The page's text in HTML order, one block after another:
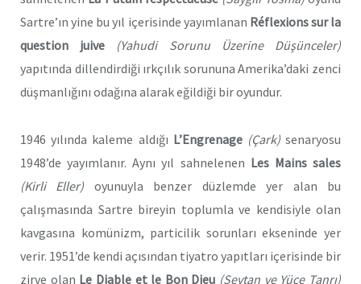
Sartre’ın yine bu yıl içerisinde yayımlanan Réflexions sur la
question juive
(Yahudi Sorunu Üzerine Düşünceler)
yapıtında dillendirdiği ırkçılık sorununa Amerika’daki zenci
düşmanlığını odağına alarak eğildiği bir oyundur.
1946 yılında kaleme aldığı L’Engrenage (Çark)senaryosu
1948’de yayımlanır. Aynı yıl sahnelenen Les Mains sales
(Kirli Eller) oyunuyla benzer düzlemde yer alan bu
çalışmasında Sartre bireyin toplumla ve kendisiyle olan
kavgasına komünizm, particilik sorunları ekseninde yer
verir. 1951’de kendi açısından tiyatro yapıtları içerisinde bir
zirve olan Le Diable et le Bon Dieu (Şeytan ve Yüce Tanrı)